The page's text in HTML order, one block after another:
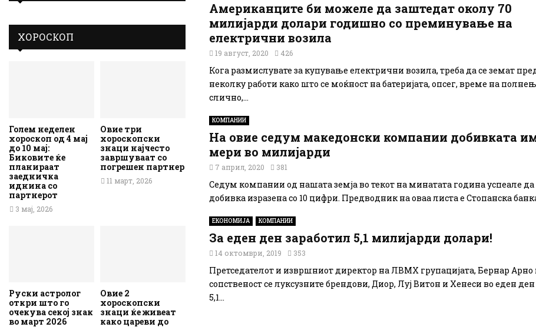
Американците би можеле да заштедат околу 70
милијарди долари годишно со преминување на
електрични возила
19 август, 2020 426
Кога размислувате за купување електрични возила, треба да се земат
неколку работи како што се моќност на батеријата, опсег, време на
слично,...
КОМПАНИИ
На овие седум македонски компании добивката
мери во милијарди
7 април, 2020 381
Седум компании од нашата земја во текот на минатата година успеале да
добивка изразена со 10 цифри. Предводник на оваа листа е Стопанска
ЕКОНОМИЈА КОМПАНИИ
За еден ден заработил 5,1 милијарди долари!
14 октомври, 2019 353
Претседателот и извршниот директор на ЛВМХ групацијата, Бернар Арно
сопственост се луксузните брендови, Диор, Луј Витон и Хенеси во еден
5,1...
ХОРОСКОП
Голем неделен
хороскоп од 4 мај
до 10 мај:
Биковите ќе
планираат
заедничка
иднина со
партнерот
3 мај, 2026
Овие три
хороскопски
знаци најчесто
завршуваат со
погрешен партнер
11 март, 2026
Руски астролог
откри што го
очекува секој знак
во март 2026
Овие 2
хороскопски
знаци ќе живеат
како цареви до